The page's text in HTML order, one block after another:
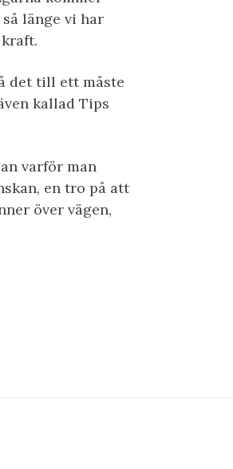
länge vi har
det till ett måste
kallad Tips
varför man
en tro på att
över vägen,